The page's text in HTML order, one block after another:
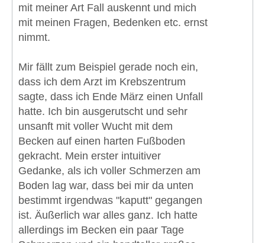
mit meiner Art Fall auskennt und mich
mit meinen Fragen, Bedenken etc. ernst
nimmt.
Mir fällt zum Beispiel gerade noch ein,
dass ich dem Arzt im Krebszentrum
sagte, dass ich Ende März einen Unfall
hatte. Ich bin ausgerutscht und sehr
unsanft mit voller Wucht mit dem
Becken auf einen harten Fußboden
gekracht. Mein erster intuitiver
Gedanke, als ich voller Schmerzen am
Boden lag war, dass bei mir da unten
bestimmt irgendwas "kaputt" gegangen
ist. Äußerlich war alles ganz. Ich hatte
allerdings im Becken ein paar Tage